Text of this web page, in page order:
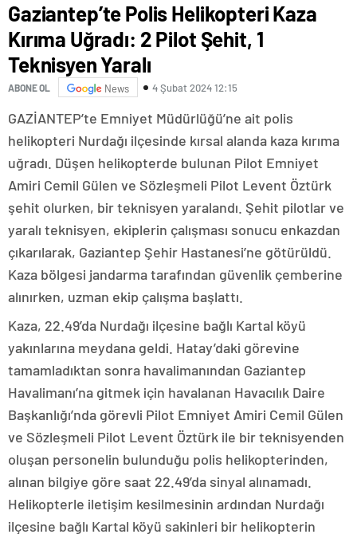
Gaziantep’te Polis Helikopteri Kaza
Kırıma Uğradı: 2 Pilot Şehit, 1
Teknisyen Yaralı
ABONE OL News 4 Şubat 2024 12:15
GAZİANTEP’te Emniyet Müdürlüğü’ne ait polis
helikopteri Nurdağı ilçesinde kırsal alanda kaza kırıma
uğradı. Düşen helikopterde bulunan Pilot Emniyet
Amiri Cemil Gülen ve Sözleşmeli Pilot Levent Öztürk
şehit olurken, bir teknisyen yaralandı. Şehit pilotlar ve
yaralı teknisyen, ekiplerin çalışması sonucu enkazdan
çıkarılarak, Gaziantep Şehir Hastanesi’ne götürüldü.
Kaza bölgesi jandarma tarafından güvenlik çemberine
alınırken, uzman ekip çalışma başlattı.
Kaza, 22.49’da Nurdağı ilçesine bağlı Kartal köyü
yakınlarına meydana geldi. Hatay’daki görevine
tamamladıktan sonra havalimanından Gaziantep
Havalimanı’na gitmek için havalanan Havacılık Daire
Başkanlığı’nda görevli Pilot Emniyet Amiri Cemil Gülen
ve Sözleşmeli Pilot Levent Öztürk ile bir teknisyenden
oluşan personelin bulunduğu polis helikopterinden,
alınan bilgiye göre saat 22.49’da sinyal alınamadı.
Helikopterle iletişim kesilmesinin ardından Nurdağı
ilçesine bağlı Kartal köyü sakinleri bir helikopterin